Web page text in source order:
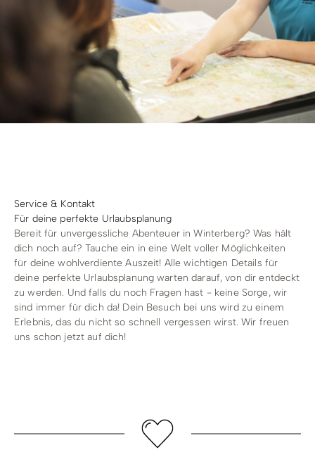
Radfahren
Tourenportal
Tourist-Information
Service & Kontakt
Für deine perfekte Urlaubsplanung
Bereit für unvergessliche Abenteuer in Winterberg? Was hält
dich noch auf? Tauche ein in eine Welt voller Möglichkeiten
für deine wohlverdiente Auszeit! Alle wichtigen Details für
deine perfekte Urlaubsplanung warten darauf, von dir entdeckt
zu werden. Und falls du noch Fragen hast - keine Sorge, wir
sind immer für dich da! Dein Besuch bei uns wird zu einem
Erlebnis, das du nicht so schnell vergessen wirst. Wir freuen
uns schon jetzt auf dich!